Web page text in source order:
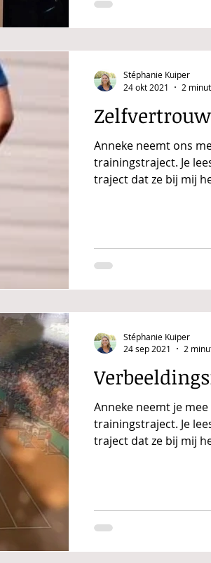
Anneke neemt ons
trainingstraject. Je
traject dat ze bij mij
Stéphanie Kuiper
24 okt 2021
2
Anneke neemt je
trainingstraject. Je
traject dat ze bij mij
Stéphanie Kuiper
24 sep 2021
2